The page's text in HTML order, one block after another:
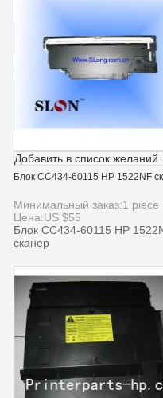
Добавить в список желаний
Блок CC434-60115 HP 1522NF
Минимальный заказ:1 piece
Цена:US $55
Блок CC434-60115 HP
сканер